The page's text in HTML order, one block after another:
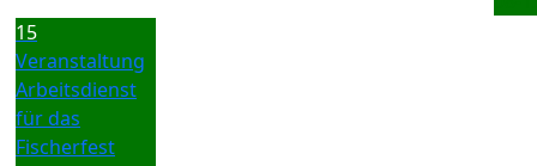
15
Veranstaltung
Arbeitsdienst
für das
Fischerfest